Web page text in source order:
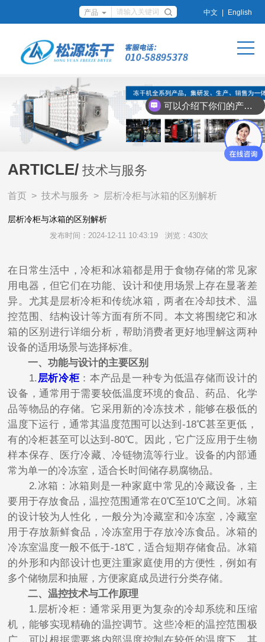
中文 English
ARTICLE/ 技术与服务
首页 >技术与服务 > 层析冷柜与冰箱的区别解析
层析冷柜与冰箱的区别解析
发布时间：2024-12-11 10:43:19 浏览：430次
在日常生活中，冷柜和冰箱都是用于食物存储的常见家
用电器，但它们在功能、设计和使用场景上存在显著差
异。尤其是层析冷柜和传统冰箱，两者在冷却技术、温
控范围、结构设计等方面有所不同。本文将围绕它和冰
箱的区别进行详细分析，帮助消费者更好地理解这两种
设备的适用场景与选择标准。
一、功能与设计的主要区别
1.层析冷柜 ：本产品是一种专为低温存储而设计的
设备，通常用于需要较低温度环境的食品、药品、化学
品等物品的存储。它采用新的冷冻技术，能够在极低的
温度下运行，通常其温度范围可以达到-18℃甚至更低，
有的冷柜甚至可以达到-80℃。因此，它广泛应用于生物
样本保存、医疗冷藏、冷链物流等行业。设备的内部通
常为单一的冷冻室，适合长时间储存易腐物品。
2.冰箱：冰箱则是一种家庭中常见的冷藏设备，主
要用于存放食品，温控范围通常在0℃至10℃之间。冰箱
的设计较为人性化，一般分为冷藏室和冷冻室，冷藏室
用于存放新鲜食品，冷冻室用于存放冷冻食品。冰箱的
冷冻室温度一般不低于-18℃，适合短期存储食品。冰箱
的外形和内部设计也更注重家庭使用的方便性，例如有
多个储物层和抽屉，方便家庭成员进行分类存储。
二、温控技术与工作原理
1.层析冷柜：通常采用更为复杂的冷却系统和压缩
机，能够实现精确的温控调节。这些冷柜的温控范围极
可以介绍下你们的产品么？
你们是怎么收费的呢？